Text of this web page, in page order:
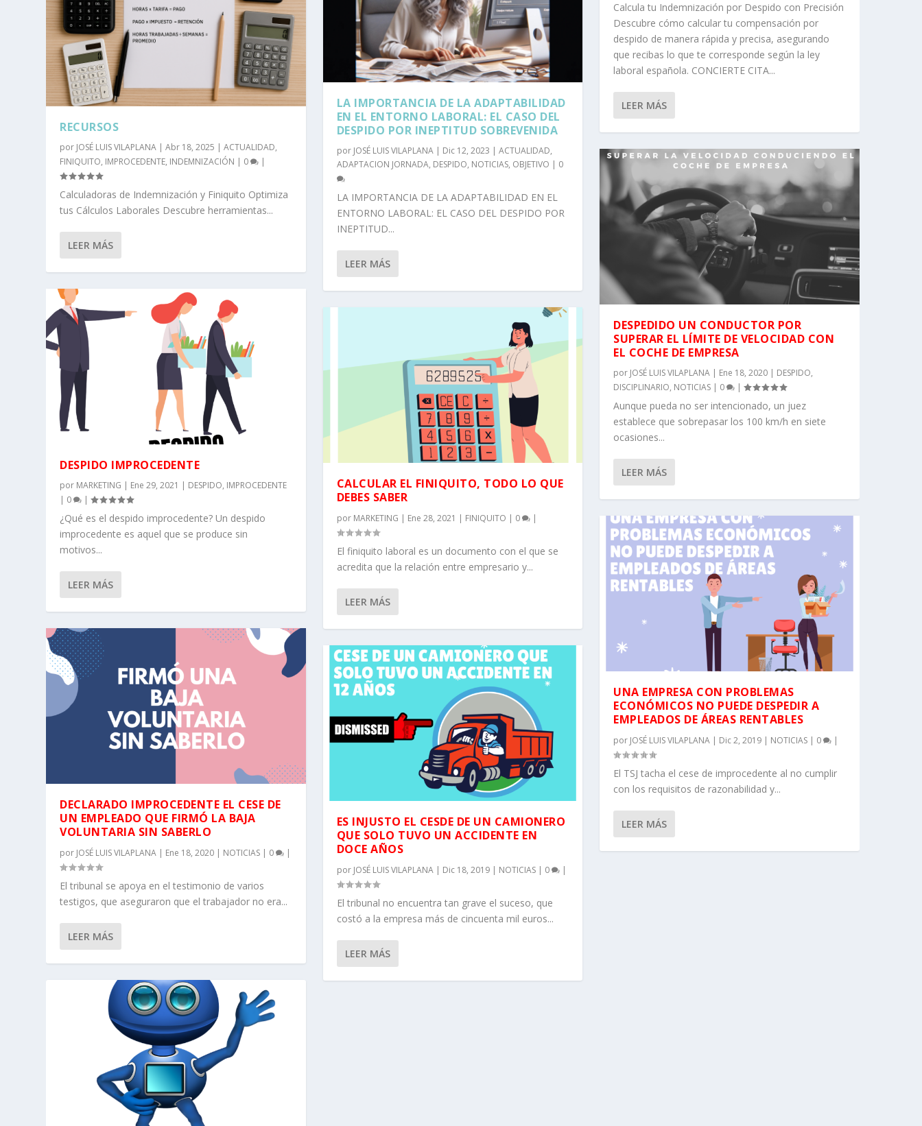
RECURSOS
por JOSÉ LUIS VILAPLANA |Abr 18, 2025 |ACTUALIDAD,
FINIQUITO, IMPROCEDENTE, INDEMNIZACIÓN | 0 |
Calculadoras de Indemnización y Finiquito Optimiza
tus Cálculos Laborales Descubre herramientas...
LEER MÁS
DESPIDO IMPROCEDENTE
por MARKETING | Ene 29, 2021 | DESPIDO, IMPROCEDENTE
| 0 |
¿Qué es el despido improcedente? Un despido
improcedente es aquel que se produce sin
motivos...
LEER MÁS
DECLARADO IMPROCEDENTE EL CESE DE
UN EMPLEADO QUE FIRMÓ LA BAJA
VOLUNTARIA SIN SABERLO
por JOSÉ LUIS VILAPLANA | Ene 18, 2020 | NOTICIAS | 0 |
El tribunal se apoya en el testimonio de varios
testigos, que aseguraron que el trabajador no era...
LEER MÁS
LA IMPORTANCIA DE LA ADAPTABILIDAD
EN EL ENTORNO LABORAL: EL CASO DEL
DESPIDO POR INEPTITUD SOBREVENIDA
por JOSÉ LUIS VILAPLANA| Dic 12, 2023 | ACTUALIDAD,
ADAPTACION JORNADA, DESPIDO, NOTICIAS, OBJETIVO | 0
LA IMPORTANCIA DE LA ADAPTABILIDAD EN EL
ENTORNO LABORAL: EL CASO DEL DESPIDO POR
INEPTITUD...
LEER MÁS
CALCULAR EL FINIQUITO, TODO LO QUE
DEBES SABER
por MARKETING | Ene 28, 2021 | FINIQUITO | 0 |
El finiquito laboral es un documento con el que se
acredita que la relación entre empresario y...
LEER MÁS
ES INJUSTO EL CESDE DE UN CAMIONERO
QUE SOLO TUVO UN ACCIDENTE EN
DOCE AÑOS
por JOSÉ LUIS VILAPLANA| Dic 18, 2019| NOTICIAS| 0 |
El tribunal no encuentra tan grave el suceso, que
costó a la empresa más de cincuenta mil euros...
LEER MÁS
Calcula tu Indemnización por Despido con Precisión
Descubre cómo calcular tu compensación por
despido de manera rápida y precisa, asegurando
que recibas lo que te corresponde según la ley
laboral española. CONCIERTE CITA...
LEER MÁS
DESPEDIDO UN CONDUCTOR POR
SUPERAR EL LÍMITE DE VELOCIDAD CON
EL COCHE DE EMPRESA
por JOSÉ LUIS VILAPLANA | Ene 18, 2020 | DESPIDO,
DISCIPLINARIO, NOTICIAS | 0 |
Aunque pueda no ser intencionado, un juez
establece que sobrepasar los 100 km/h en siete
ocasiones...
LEER MÁS
UNA EMPRESA CON PROBLEMAS
ECONÓMICOS NO PUEDE DESPEDIR A
EMPLEADOS DE ÁREAS RENTABLES
por JOSÉ LUIS VILAPLANA | Dic 2, 2019 | NOTICIAS | 0 |
El TSJ tacha el cese de improcedente al no cumplir
con los requisitos de razonabilidad y...
LEER MÁS